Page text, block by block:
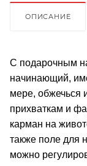
ОПИСАНИЕ
С подарочным
начинающий,
мере, обжечься
прихваткам и
карман на
также поле для
можно